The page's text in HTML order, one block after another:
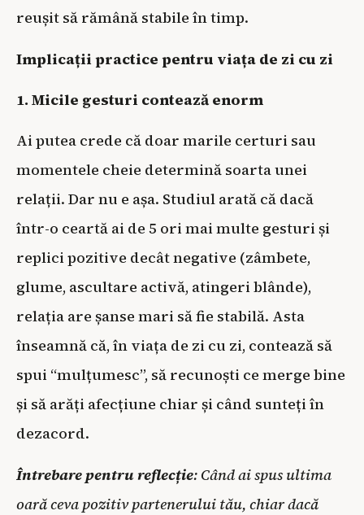
reușit să rămână stabile în timp.
Implicații practice pentru viața de zi cu zi
1. Micile gesturi contează enorm
Ai putea crede că doar marile certuri sau
momentele cheie determină soarta unei
relații. Dar nu e așa. Studiul arată că dacă
într-o ceartă ai de 5 ori mai multe gesturi și
replici pozitive decât negative (zâmbete,
glume, ascultare activă, atingeri blânde),
relația are șanse mari să fie stabilă. Asta
înseamnă că, în viața de zi cu zi, contează să
spui “mulțumesc”, să recunoști ce merge bine
și să arăți afecțiune chiar și când sunteți în
dezacord.
Întrebare pentru reflecție: Când ai spus ultima
oară ceva pozitiv partenerului tău, chiar dacă